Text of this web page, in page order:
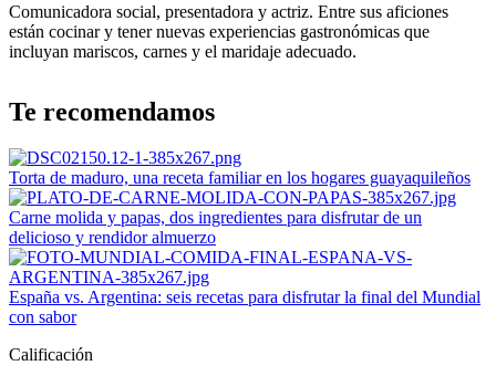
Comunicadora social, presentadora y actriz. Entre sus aficiones
están cocinar y tener nuevas experiencias gastronómicas que
incluyan mariscos, carnes y el maridaje adecuado.
Te recomendamos
Torta de maduro, una receta familiar en los hogares guayaquileños
Carne molida y papas, dos ingredientes para disfrutar de un
delicioso y rendidor almuerzo
España vs. Argentina: seis recetas para disfrutar la final del Mundial
con sabor
Calificación